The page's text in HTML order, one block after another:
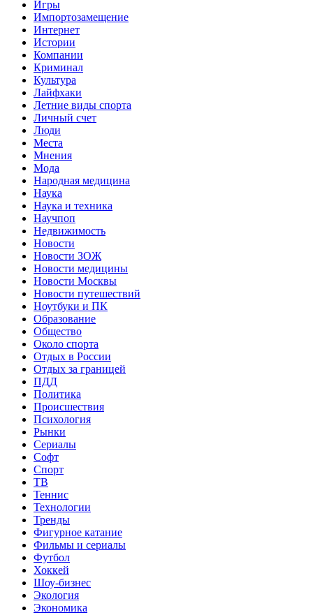
Игры
Импортозамещение
Интернет
Истории
Компании
Криминал
Культура
Лайфхаки
Летние виды спорта
Личный счет
Люди
Места
Мнения
Мода
Народная медицина
Наука
Наука и техника
Научпоп
Недвижимость
Новости
Новости ЗОЖ
Новости медицины
Новости Москвы
Новости путешествий
Ноутбуки и ПК
Образование
Общество
Около спорта
Отдых в России
Отдых за границей
ПДД
Политика
Происшествия
Психология
Рынки
Сериалы
Софт
Спорт
ТВ
Теннис
Технологии
Тренды
Фигурное катание
Фильмы и сериалы
Футбол
Хоккей
Шоу-бизнес
Экология
Экономика